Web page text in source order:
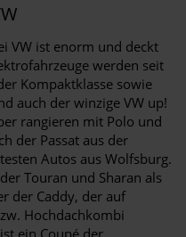
VW ist enorm und deckt
werden seit
Kompaktklasse sowie
auch der winzige VW up!
rangieren mit Polo und
der Passat aus der
Autos aus Wolfsburg.
Touran und Sharan als
der Caddy, der auf
Hochdachkombi
ein Coupé der